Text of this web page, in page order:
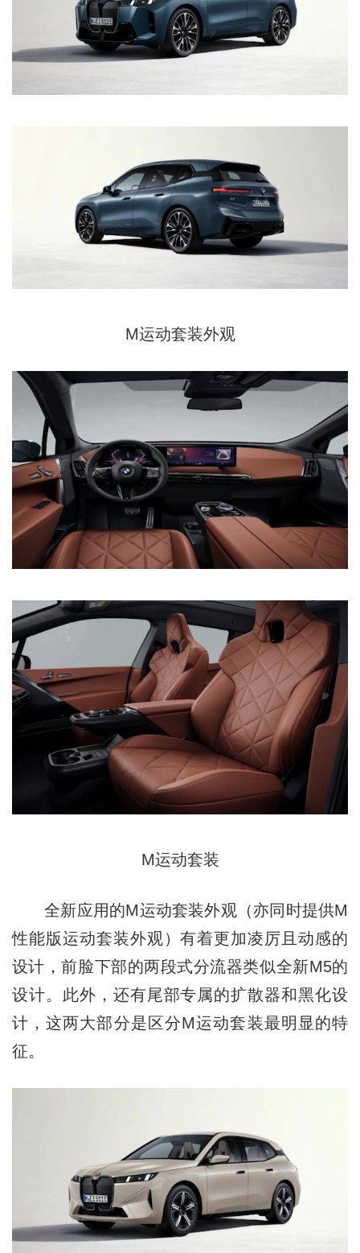
M运动套装外观
M运动套装
全新应用的M运动套装外观（亦同时提供M
性能版运动套装外观）有着更加凌厉且动感的
设计，前脸下部的两段式分流器类似全新M5的
设计。此外，还有尾部专属的扩散器和黑化设
计，这两大部分是区分M运动套装最明显的特
征。